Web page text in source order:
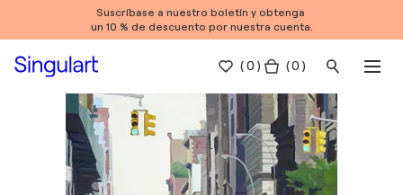
Suscríbase a nuestro boletín y obtenga
un 10 % de descuento por nuestra cuenta.
(0 ) ( 0 )